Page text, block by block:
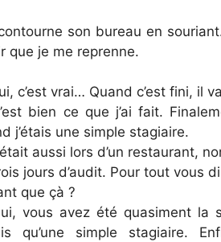
son bureau en
que je me reprenne.
c’est vrai… Quand c’est fini, il
bien ce que j’ai fait.
j’étais une simple stagiaire.
aussi lors d’un restaurant,
jours d’audit. Pour tout vous
que çà ?
vous avez été quasiment la
qu’une simple stagiaire.